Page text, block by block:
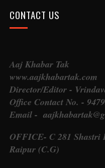
CONTACT US
Aaj Khabar Tak
www.aajkhabartak.com
Director/Editor -
Office Contact No. -
Email -
OFFICE- C 281 Shastri
Raipur (C.G)